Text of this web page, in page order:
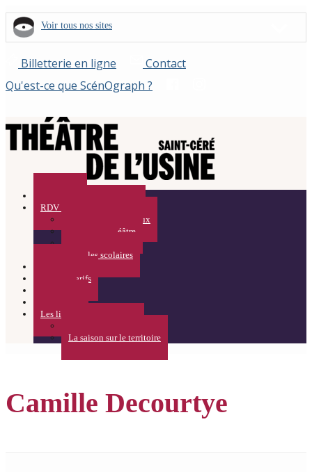
Voir tous nos sites
Billetterie en ligne
Contact
Qu'est-ce que ScénOgraph ?
RDV Curieux / Médiation
Rendez-vous Curieux
Visites du Théâtre
Pour les scolaires
Infos et Tarifs
Les lieux
La saison sur le territoire
Camille Decourtye